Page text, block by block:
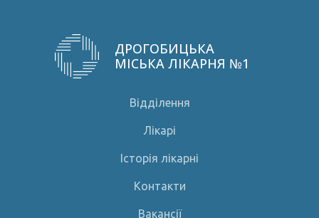
ДРОГОБИЦЬКА
МІСЬКА ЛІКАРНЯ №1
Відділення
Лікарі
Історія лікарні
Контакти
Вакансії